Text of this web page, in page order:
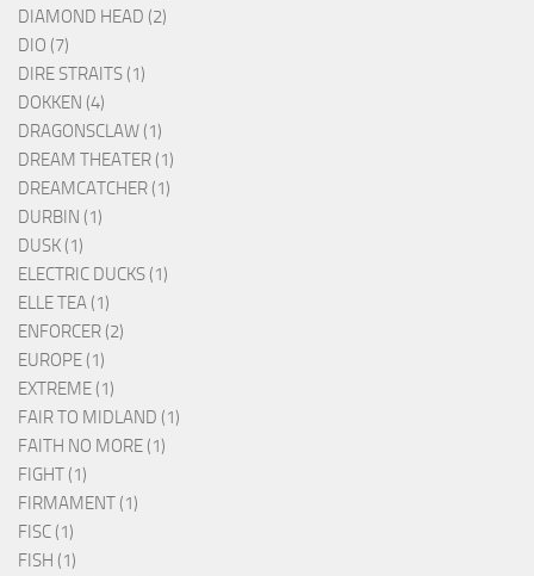
DIAMOND HEAD (2)
DIO (7)
DIRE STRAITS (1)
DOKKEN (4)
DRAGONSCLAW (1)
DREAM THEATER (1)
DREAMCATCHER (1)
DURBIN (1)
DUSK (1)
ELECTRIC DUCKS (1)
ELLE TEA (1)
ENFORCER (2)
EUROPE (1)
EXTREME (1)
FAIR TO MIDLAND (1)
FAITH NO MORE (1)
FIGHT (1)
FIRMAMENT (1)
FISC (1)
FISH (1)